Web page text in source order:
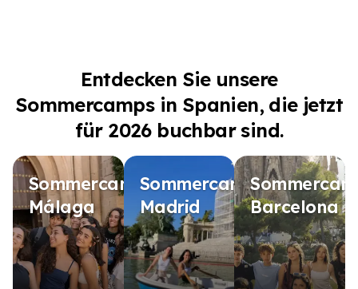
Entdecken Sie unsere
Sommercamps in Spanien, die jetzt
für 2026 buchbar sind.
Sommercamp
Málaga
Sommercamp
Madrid
Barcelona